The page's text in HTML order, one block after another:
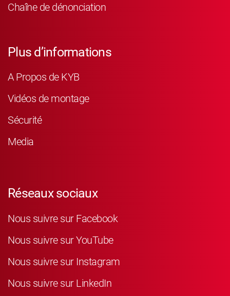
Chaîne de dénonciation
Plus d’informations
A Propos de KYB
Vidéos de montage
Sécurité
Media
Réseaux sociaux
Nous suivre sur Facebook
Nous suivre sur YouTube
Nous suivre sur Instagram
Nous suivre sur LinkedIn